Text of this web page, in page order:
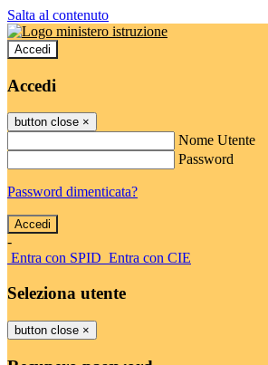
Salta al contenuto
Accedi
Accedi
button close ×
Nome Utente
Password
Password dimenticata?
-
Entra con SPID Entra con CIE
Seleziona utente
button close ×